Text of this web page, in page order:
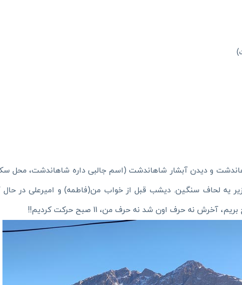
سمت روستای شاهاندشت و دیدن آبشار شاهاندشت (اسم جالبی داره شاهاندشت،
کنار بخاری و زیر یه لحاف سنگین. دیشب قبل از خواب من(فاطمه) و امیرعلی